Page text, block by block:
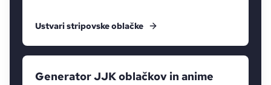
Ustvari stripovske oblačke
Generator JJK oblačkov in anime